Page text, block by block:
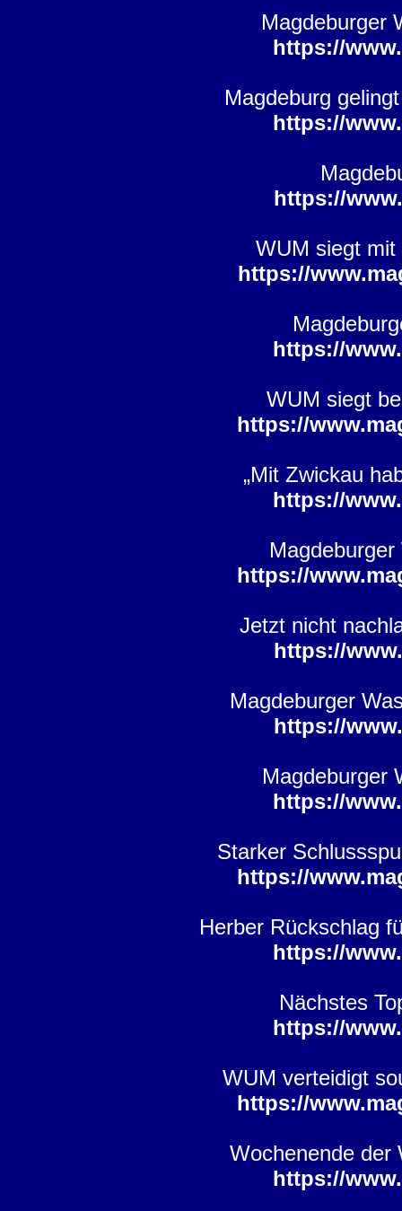
Magdeburger
https://
Magdeburg
https://
https://
WUM siegt mit
https://
https://
WUM siegt
https://
„Mit Zwickau
https://
https://
Jetzt nicht
https://
Magdeburger
https://
Magdeburger
https://
Starker
https://
Herber Rückschlag
https://
Nächstes
https://
WUM verteidigt
https://
Wochenende der
https://